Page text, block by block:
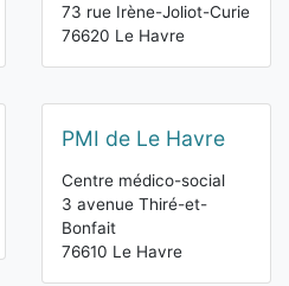
73 rue Irène-Joliot-Curie
76620 Le Havre
PMI de Le Havre
Centre médico-social
3 avenue Thiré-et-
Bonfait
76610 Le Havre